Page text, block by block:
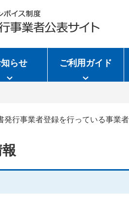
らせ ご利用ガイド
発行事業者登録を行っている事業